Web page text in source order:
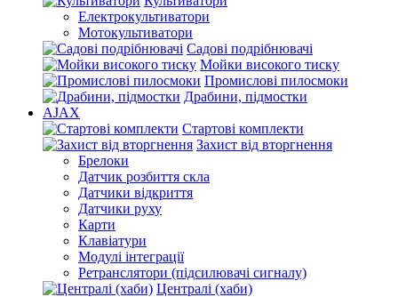
Електрокультиватори
Мотокультиватори
Садові подрібнювачі
Мойки високого тиску
Промислові пилосмоки
Драбини, підмостки
AJAX
Стартові комплекти
Захист від вторгнення
Брелоки
Датчик розбиття скла
Датчики відкриття
Датчики руху
Карти
Клавіатури
Модулі інтеграції
Ретранслятори (підсилювачі сигналу)
Централі (хаби)